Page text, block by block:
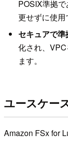
POSIX準拠
更せずに使用
セキュアで
化され、
ます。
ユースケー
Amazon FSx for